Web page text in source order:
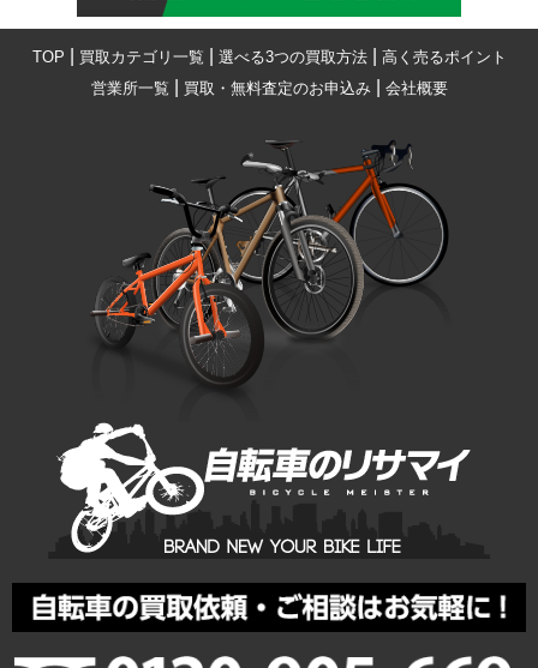
TOP 買取カテゴリ一覧 選べる3つの買取方法| 高く売るポイント
営業所一覧
買取・無料査定のお申込み| 会社概要